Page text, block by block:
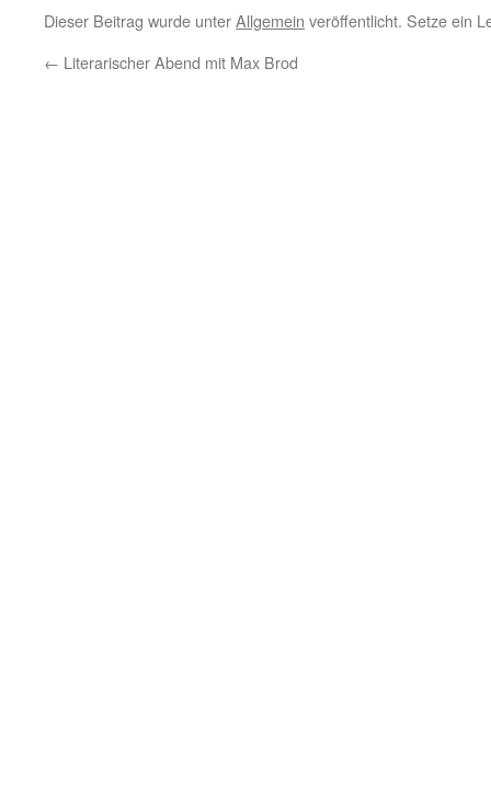
Dieser Beitrag wurde unterAllgemein veröffentlicht. Setze ein
← Literarischer Abend mit Max Brod